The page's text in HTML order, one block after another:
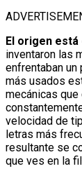
El origen
inventaron las
enfrentaban
más usados
mecánicas
velocidad de
letras más
resultante se
que ves en la